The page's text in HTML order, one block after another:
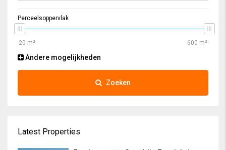
Perceelsoppervlak
Andere mogelijkheden
Zoeken
Latest Properties